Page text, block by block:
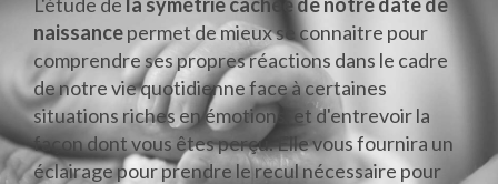
naissancepermet de mieux se connaitre pour
comprendre ses propres réactions dans le cadre
de notre vie quotidienne face à certaines
situations riches en émotions, et d'entrevoir la
façon dont vous êtes perçu. Elle vous fournira un
éclairage pour prendre le recul nécessaire pour